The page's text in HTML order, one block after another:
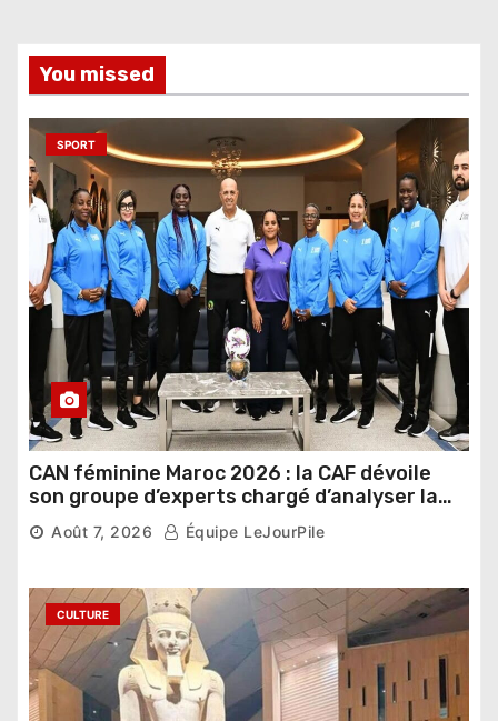
You missed
SPORT
CAN féminine Maroc 2026 : la CAF dévoile
son groupe d’experts chargé d’analyser la
compétition
Août 7, 2026 Équipe LeJourPile
CULTURE